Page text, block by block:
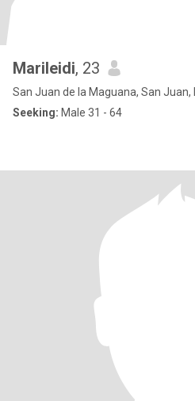
Marileidi, 23
San Juan de la Maguana, San
Seeking: Male 31 - 64